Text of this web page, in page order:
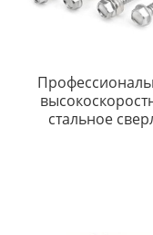
стальное